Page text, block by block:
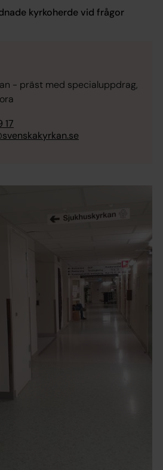
kyrkoherde vid frågor
- präst med specialuppdrag,